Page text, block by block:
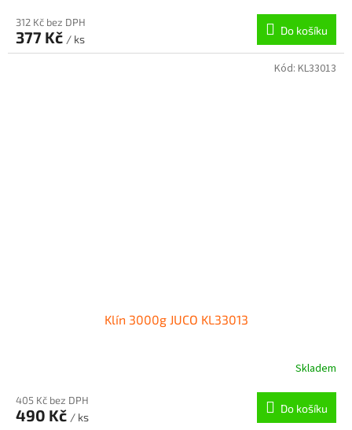
312 Kč bez DPH
377 Kč / ks
Do košíku
Klín 3000g JUCO KL33013
Skladem
405 Kč bez DPH
490 Kč / ks
Do košíku
Kód: KL33013